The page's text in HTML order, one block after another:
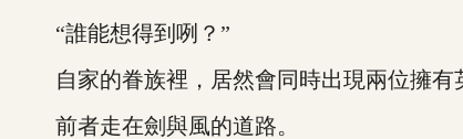
“誰能想得到咧？”
自家的眷族裡，居然會同時出現兩位擁有
前者走在劍與風的道路。